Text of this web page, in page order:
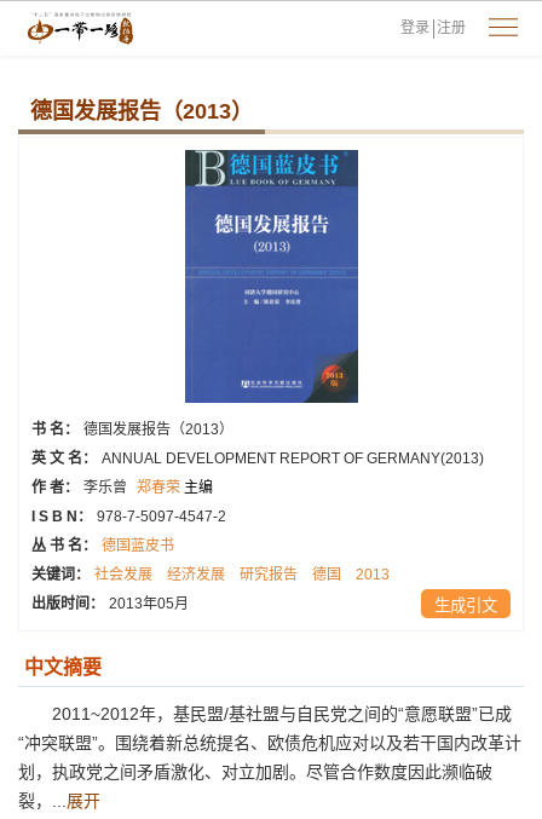
登录 注册
德国发展报告（2013）
书 名：
德国发展报告（2013）
英 文 名：
ANNUAL DEVELOPMENT REPORT OF GERMANY(2013)
作 者：
李乐曾 郑春荣 主编
I S B N：
978-7-5097-4547-2
丛 书 名：
德国蓝皮书
关键词：
社会发展 经济发展 研究报告 德国
2013
出版时间：
2013年05月 生成引文
中文摘要
2011~2012年，基民盟/基社盟与自民党之间的“意愿联盟”已成
“冲突联盟”。围绕着新总统提名、欧债危机应对以及若干国内改革计
划，执政党之间矛盾激化、对立加剧。尽管合作数度因此濒临破
裂，...展开